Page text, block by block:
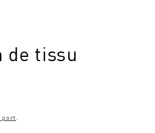
de tissu
port